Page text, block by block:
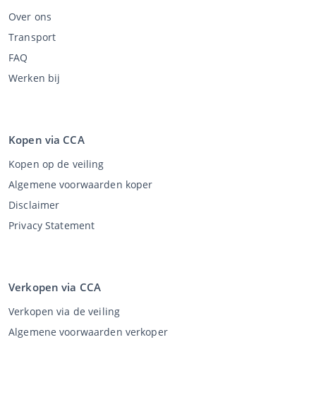
Over ons
Transport
FAQ
Werken bij
Kopen via CCA
Kopen op de veiling
Algemene voorwaarden koper
Disclaimer
Privacy Statement
Verkopen via CCA
Verkopen via de veiling
Algemene voorwaarden verkoper